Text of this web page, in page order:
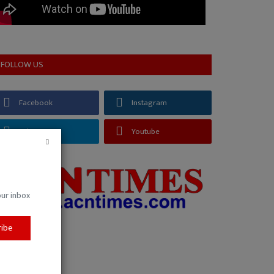
inbox
FOLLOW US
Facebook Instagram
Telegram Youtube